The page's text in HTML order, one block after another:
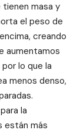
masa y
el peso de
creando
aumentamos
lo que la
menos denso,
la
están más